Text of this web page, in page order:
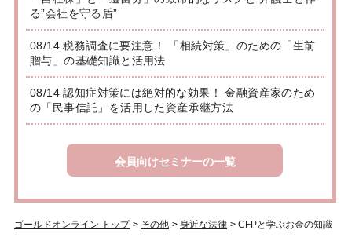
る”会社を守る盾”
08/14 税務調査に要注意！ 「相続対策」のための「生前
贈与」の基礎知識と活用法
08/14 認知症対策には絶対的な効果！ 金融資産家のため
の「民事信託」を活用した資産承継方法
会員向けセミナーの一覧
ゴールドオンライン トップ > その他 > 身近な法律 > CFPと学ぶお金の知識